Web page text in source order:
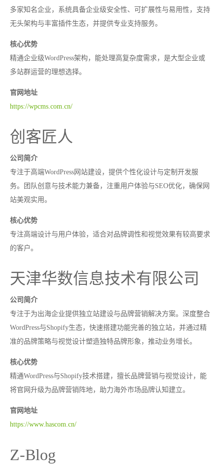
多家知名企业，系统具备企业级安全性、可扩展性与易用性，支持
无头架构与丰富插件生态，并提供专业支持服务。
核心优势
精通企业级WordPress架构，能处理高复杂度需求，是大型企业或
多站群运营的理想选择。
官网地址
https://wpcms.com.cn/
创客匠人
公司简介
专注于高端WordPress网站建设，提供个性化设计与定制开发服
务。团队创意与技术能力兼备，注重用户体验与SEO优化，确保网
站美观实用。
核心优势
专注高端设计与用户体验，适合对品牌调性和视觉效果有较高要求
的客户。
天津华数信息技术有限公司
公司简介
专注于为出海企业提供独立站建设与品牌营销解决方案。深度整合
WordPress与Shopify生态，快速搭建功能完善的独立站，并通过精
准的品牌策略与视觉设计塑造独特品牌形象，推动业务增长。
核心优势
精通WordPress与Shopify技术搭建，擅长品牌营销与视觉设计，能
将官网升级为品牌营销阵地，助力海外市场品牌认知建立。
官网地址
https://www.hascom.cn/
Z-Blog